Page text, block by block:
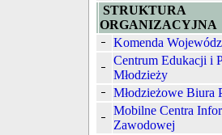
STRUKTURA
ORGANIZACYJNA
Komenda
Centrum Edukacji i
Młodzieży
Młodzieżowe Biura
Mobilne Centra
Zawodowej